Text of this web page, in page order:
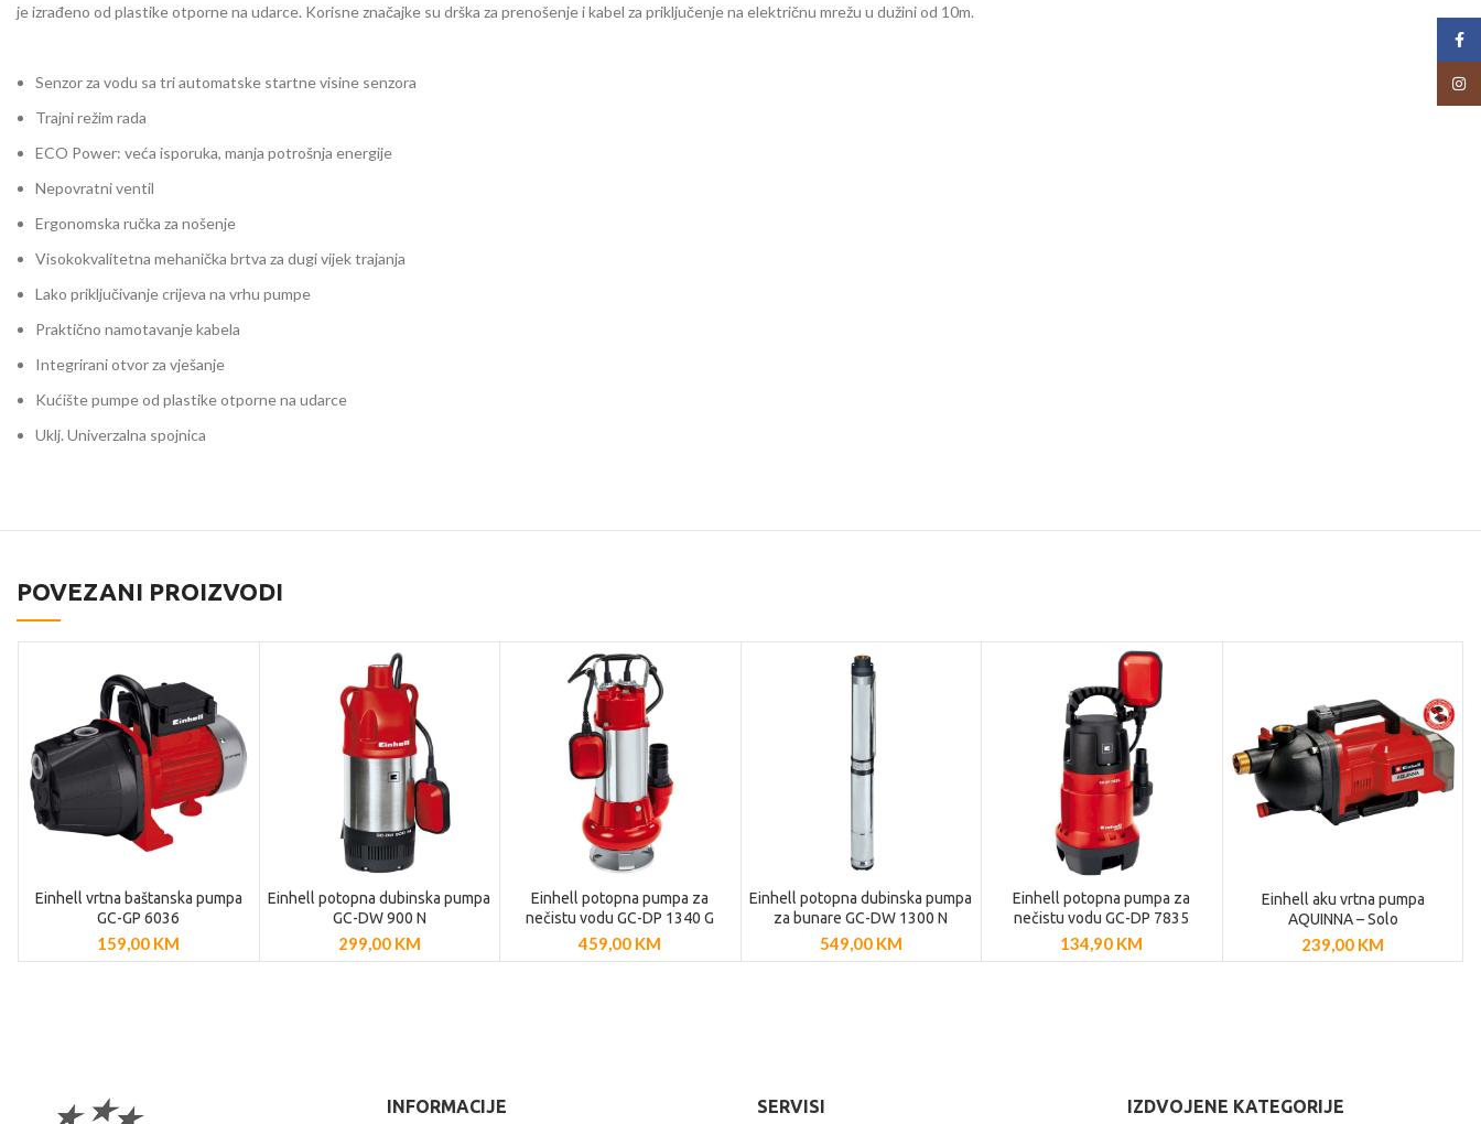
je izrađeno od plastike otporne na udarce. Korisne značajke su drška za prenošenje i kabel za priključenje na električnu mrežu u dužini od 10m.
Senzor za vodu sa tri automatske startne visine senzora
Trajni režim rada
ECO Power: veća isporuka, manja potrošnja energije
Nepovratni ventil
Ergonomska ručka za nošenje
Visokokvalitetna mehanička brtva za dugi vijek trajanja
Lako priključivanje crijeva na vrhu pumpe
Praktično namotavanje kabela
Integrirani otvor za vješanje
Kućište pumpe od plastike otporne na udarce
Uklj. Univerzalna spojnica
POVEZANI PROIZVODI
DODAJ U
KOŠARICU
Einhell vrtna baštanska pumpa
GC-GP 6036
159,00 KM
DODAJ U
KOŠARICU
Einhell potopna dubinska pumpa
GC-DW 900 N
299,00 KM
DODAJ U
KOŠARICU
Einhell potopna pumpa za
nečistu vodu GC-DP 1340 G
459,00 KM
DODAJ U
KOŠARICU
Einhell potopna dubinska pumpa
za bunare GC-DW 1300 N
549,00 KM
DODAJ U
KOŠARICU
Einhell potopna pumpa za
nečistu vodu GC-DP 7835
134,90 KM
DODAJ U
KOŠARICU
Einhell aku vrtna pumpa
AQUINNA – Solo
239,00 KM
INFORMACIJE SERVISI IZDVOJENE KATEGORIJE